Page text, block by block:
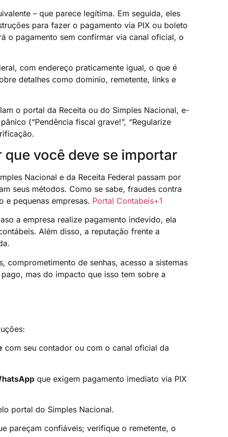
– que parece legítima. Em seguida, eles
para fazer o pagamento via PIX ou boleto
o pagamento sem confirmar via canal oficial, o
com endereço praticamente igual, o que é
detalhes como domínio, remetente, links e
o portal da Receita ou do Simples Nacional, e-
(“Pendência fiscal grave!”, “Regularize
você deve se importar
Nacional e da Receita Federal passam por
seus métodos. Como se sabe, fraudes contra
e pequenas empresas. Portal Contabeis+1
a empresa realize pagamento indevido, ela
Além disso, a reputação frente a
de senhas, acesso a sistemas
mas do impacto que isso tem sobre a
com seu contador ou com o canal oficial da
que exigem pagamento imediato via PIX
portal do Simples Nacional.
pareçam confiáveis; verifique o remetente, o